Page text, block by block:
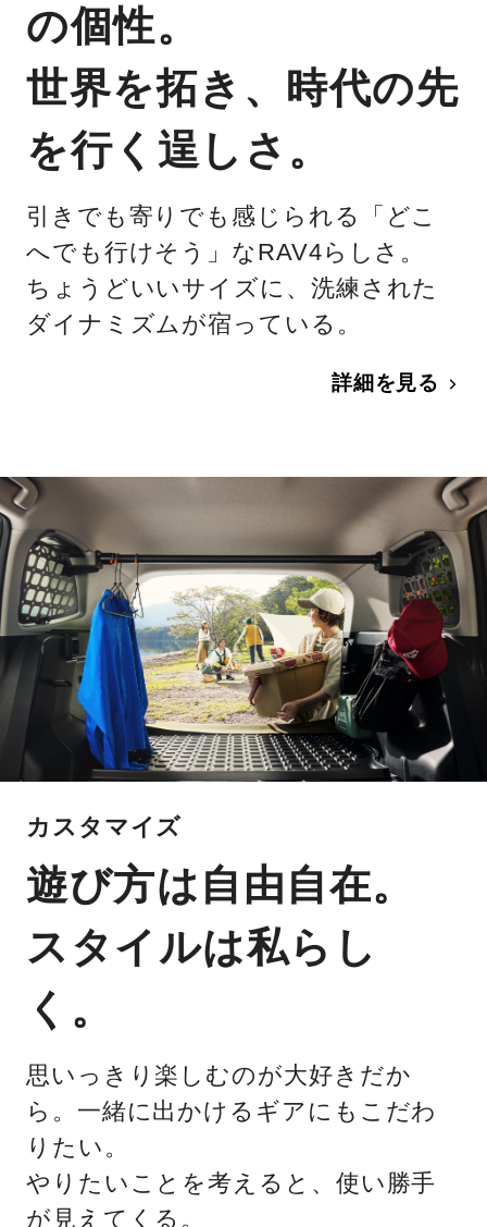
の個性。
世界を拓き、時代の先
を行く逞しさ。
引きでも寄りでも感じられる「どこ
へでも行けそう」なRAV4らしさ。
ちょうどいいサイズに、洗練された
ダイナミズムが宿っている。
詳細を見る
カスタマイズ
遊び方は自由自在。
スタイルは私らし
く。
思いっきり楽しむのが大好きだか
ら。一緒に出かけるギアにもこだわ
りたい。
やりたいことを考えると、使い勝手
が見えてくる。